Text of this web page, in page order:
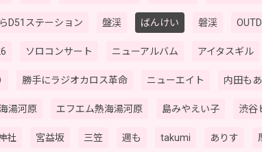
D51ステーション 盤渓 ばんけい 磐渓
ソロコンサート ニューアルバム アイタスギル
勝手にラジオカロス革命 ニューエイト 内田も
湯河原 エフエム熱海湯河原 島みやえい子 渋谷
社 宮益坂 三笠 週も takumi ありす